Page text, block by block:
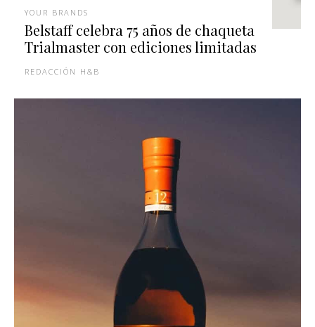
YOUR BRANDS
Belstaff celebra 75 años de chaqueta
Trialmaster con ediciones limitadas
REDACCIÓN H&B